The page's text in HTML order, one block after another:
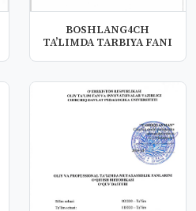
BOSHLANG4CH
TA’LIMDA TARBIYA FANI